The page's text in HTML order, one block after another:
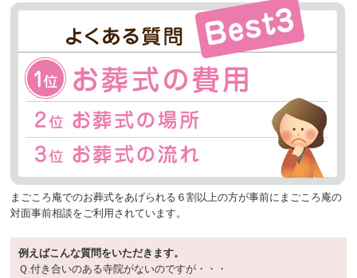
まごころ庵でのお葬式をあげられる６割以上の方が事前にまごころ庵の
対面事前相談をご利用されています。
例えばこんな質問をいただきます。
Ｑ.付き合いのある寺院がないのですが・・・